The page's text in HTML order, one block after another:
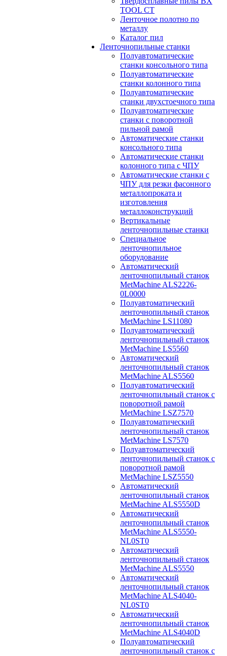
TOOL CT
Ленточное полотно по
металлу
Каталог пил
Ленточнопильные станки
Полуавтоматические
станки консольного типа
Полуавтоматические
станки колонного типа
Полуавтоматические
станки двухстоечного типа
Полуавтоматические
станки с поворотной
пильной рамой
Автоматические станки
консольного типа
Автоматические станки
колонного типа с ЧПУ
Автоматические станки с
ЧПУ для резки фасонного
металлопроката и
изготовления
металлоконструкций
Вертикальные
ленточнопильные станки
Специальное
ленточнопильное
оборудование
Автоматический
ленточнопильный станок
MetMachine ALS2226-
0L0000
Полуавтоматический
ленточнопильный станок
MetMachine LS11080
Полуавтоматический
ленточнопильный станок
MetMachine LS5560
Автоматический
ленточнопильный станок
MetMachine ALS5560
Полуавтоматический
ленточнопильный станок с
поворотной рамой
MetMachine LSZ7570
Полуавтоматический
ленточнопильный станок
MetMachine LS7570
Полуавтоматический
ленточнопильный станок с
поворотной рамой
MetMachine LSZ5550
Автоматический
ленточнопильный станок
MetMachine ALS5550D
Автоматический
ленточнопильный станок
MetMachine ALS5550-
NL0ST0
Автоматический
ленточнопильный станок
MetMachine ALS5550
Автоматический
ленточнопильный станок
MetMachine ALS4040-
NL0ST0
Автоматический
ленточнопильный станок
MetMachine ALS4040D
Полуавтоматический
ленточнопильный станок с